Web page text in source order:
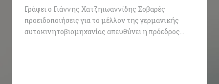
Γράφει ο Γιάννης Χατζηιωαννίδης Σοβαρές
προειδοποιήσεις για το μέλλον της γερμανικής
αυτοκινητοβιομηχανίας απευθύνει η πρόεδρος…